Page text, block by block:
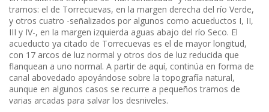
tramos: el de Torrecuevas, en la margen derecha del río Verde,
y otros cuatro -señalizados por algunos como acueductos I, II,
III y IV-, en la margen izquierda aguas abajo del río Seco. El
acueducto ya citado de Torrecuevas es el de mayor longitud,
con 17 arcos de luz normal y otros dos de luz reducida que
flanquean a uno normal. A partir de aquí, continúa en forma de
canal abovedado apoyándose sobre la topografía natural,
aunque en algunos casos se recurre a pequeños tramos de
varias arcadas para salvar los desniveles.